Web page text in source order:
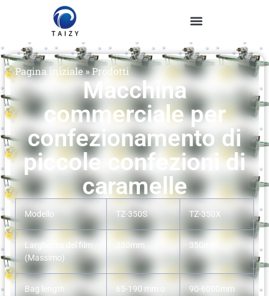
Pagina iniziale»Prodotti
Macchina
commerciale per
confezionamento di
piccole confezioni di
caramelle
Modello TZ-350S TZ-350X
Larghezza del film
(Massimo)
350mm 350mm
Bag length
65-190 mm o
90-6000mm